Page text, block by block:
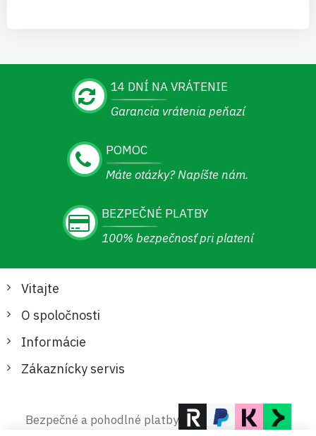
14 DNÍ NA VRÁTENIE
Garancia vrátenia peňazí
POMOC
Máte otázky? Napíšte nám.
BEZPEČNÉ PLATBY
100% bezpečnosť pri platení
Vitajte
O spoločnosti
Informácie
Zákaznícky servis
Bezpečné a pohodlné platby